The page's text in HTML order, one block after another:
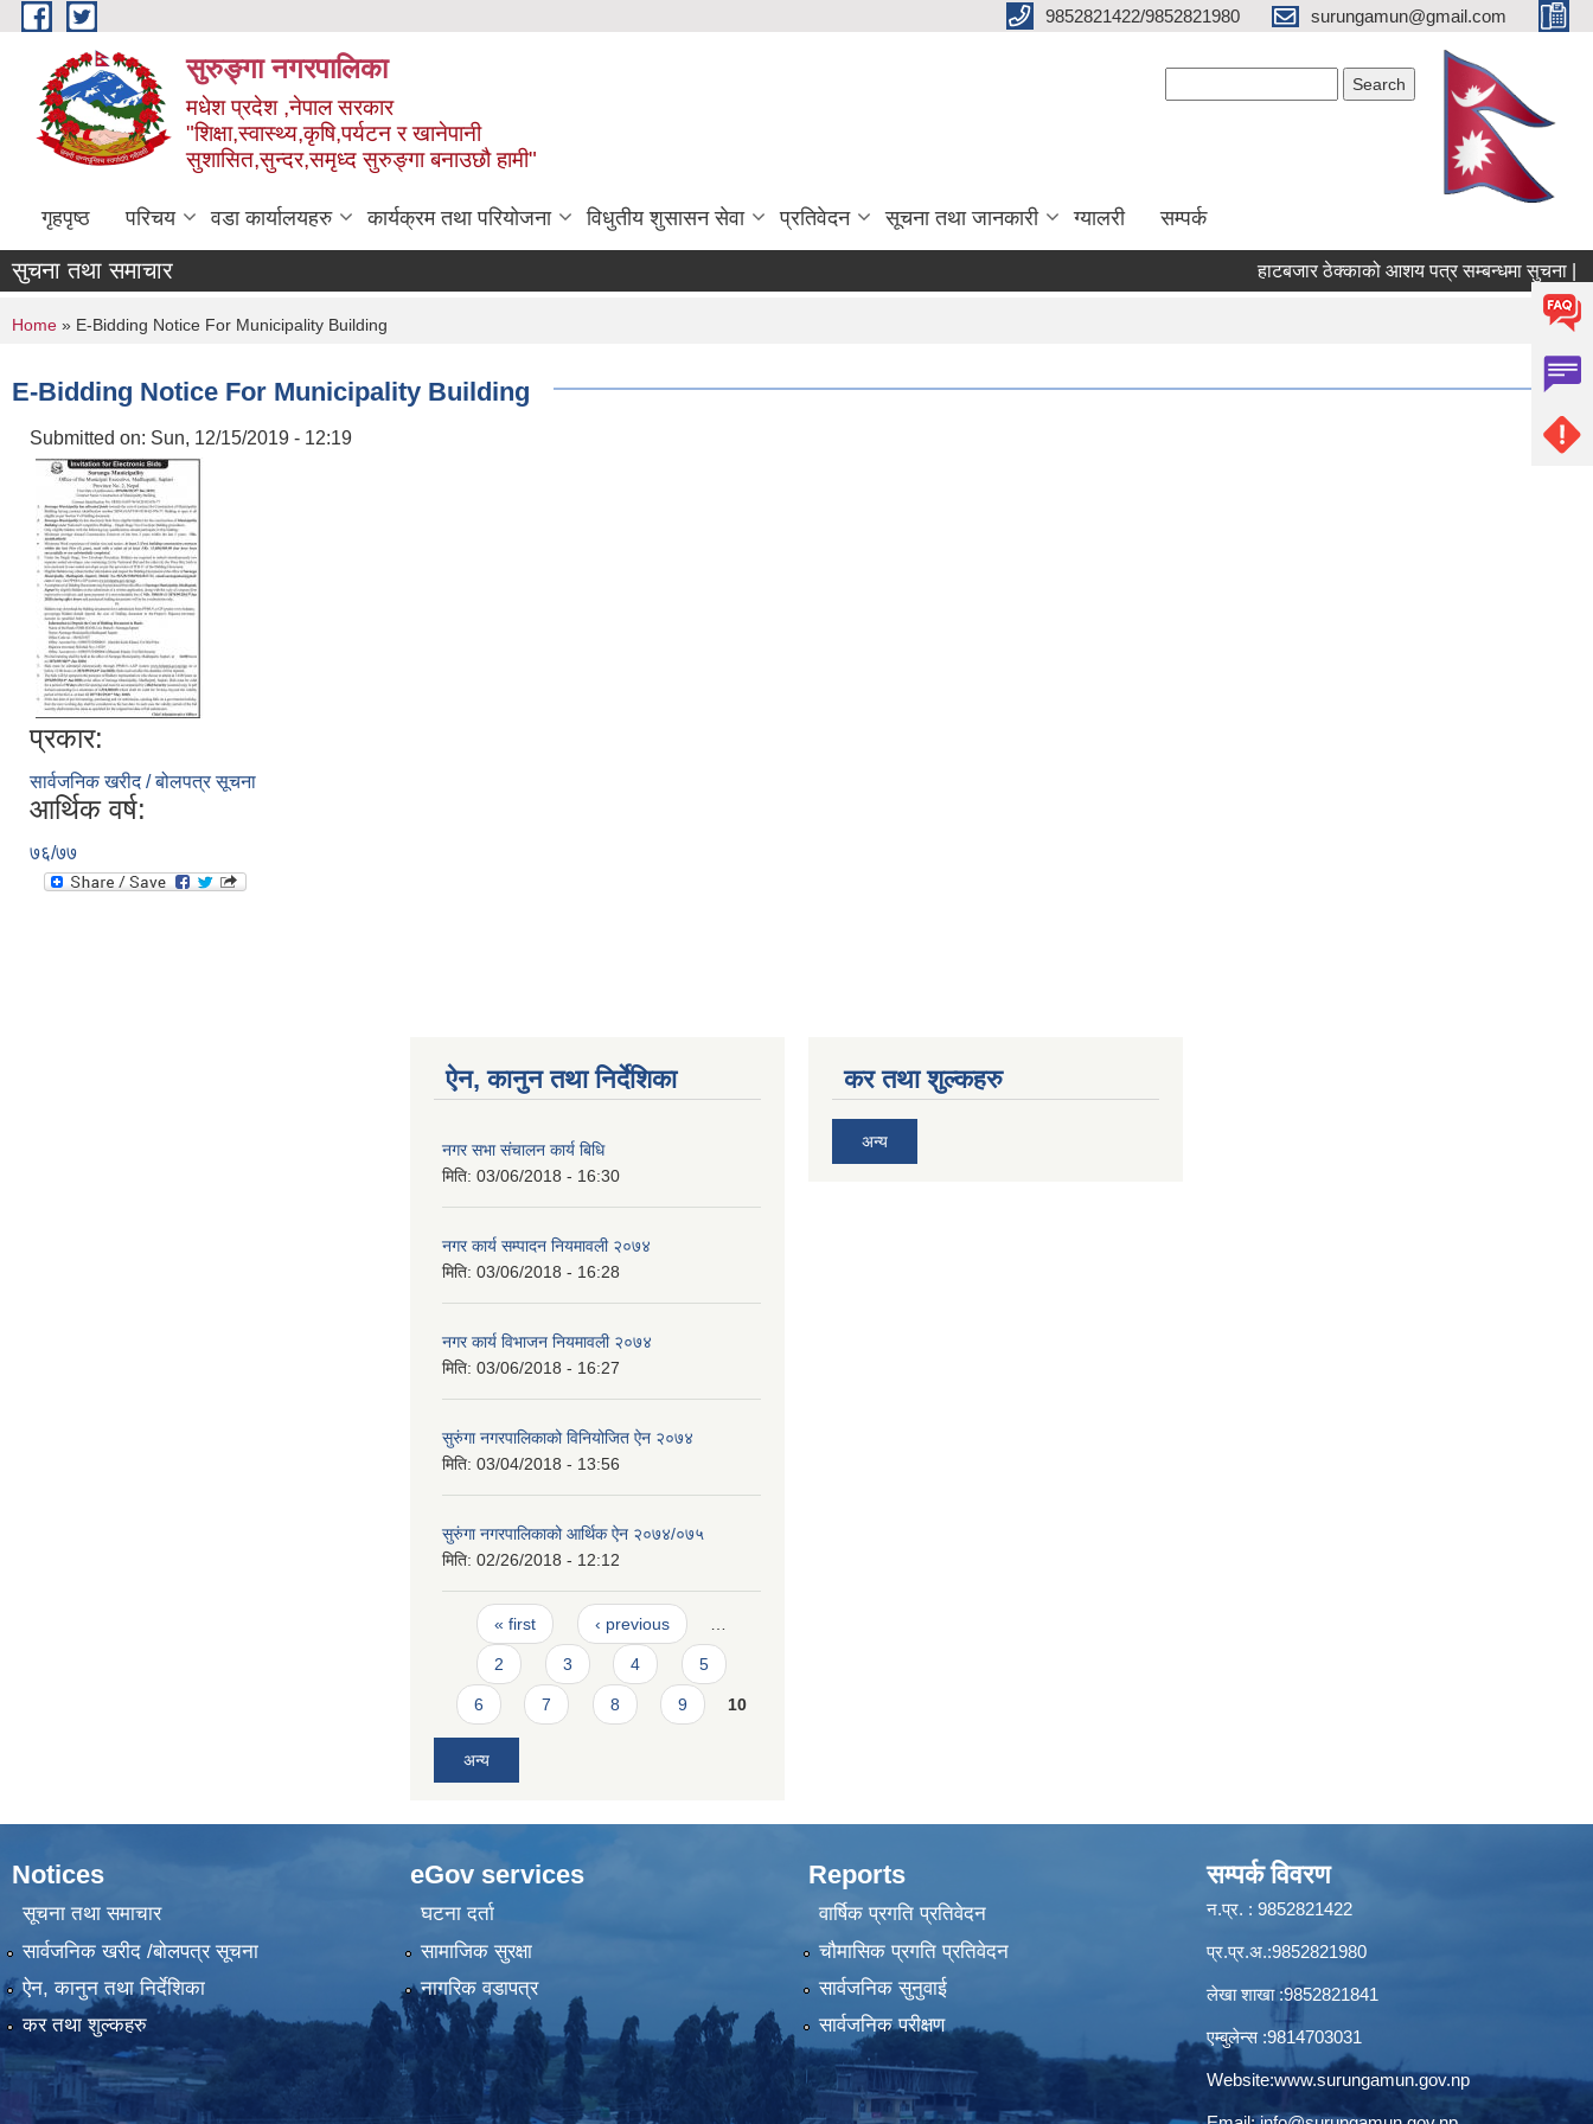
Skip to main content 9852821422/9852821980 surungamun@gmail.com
सुरुङ्‍गा नगरपालिका
मधेश प्रदेश ,नेपाल सरकार
"शिक्षा,स्वास्थ्य,कृषि,पर्यटन र खानेपानी
सुशासित,सुन्दर,समृध्द सुरुङ्गा बनाउछौ हामी"
गृहपृष्ठ परिचय वडा कार्यालयहरु कार्यक्रम तथा परियोजना विधुतीय शुसासन सेवा प्रतिवेदन सूचना तथा जानकारी ग्यालरी सम्पर्क
सुचना तथा समाचार हाटबजार ठेक्काको आशय पत्र सम्बन्धमा सुचना |
You are here
Home » E-Bidding Notice For Municipality Building
E-Bidding Notice For Municipality Building
Submitted on: Sun, 12/15/2019 - 12:19
प्रकार:
सार्वजनिक खरीद / बोलपत्र सूचना
आर्थिक वर्ष:
७६/७७
ऐन, कानुन तथा निर्देशिका
नगर सभा संचालन कार्य बिधि
मिति: 03/06/2018 - 16:30
नगर कार्य सम्पादन नियमावली २०७४
मिति: 03/06/2018 - 16:28
नगर कार्य विभाजन नियमावली २०७४
मिति: 03/06/2018 - 16:27
सुरुंगा नगरपालिकाको विनियोजित ऐन २०७४
मिति: 03/04/2018 - 13:56
सुरुंगा नगरपालिकाको आर्थिक ऐन २०७४/०७५
मिति: 02/26/2018 - 12:12
Pages
« first ‹ previous …
2 3 4 5
6 7 8 9 10
अन्य
कर तथा शुल्कहरु
अन्य
Notices
सूचना तथा समाचार
सार्वजनिक खरीद /बोलपत्र सूचना
ऐन, कानुन तथा निर्देशिका
कर तथा शुल्कहरु
eGov services
घटना दर्ता
सामाजिक सुरक्षा
नागरिक वडापत्र
Reports
वार्षिक प्रगति प्रतिवेदन
चौमासिक प्रगति प्रतिवेदन
सार्वजनिक सुनुवाई
सार्वजनिक परीक्षण
सम्पर्क विवरण
न.प्र. : 9852821422
प्र.प्र.अ.:9852821980
लेखा शाखा :9852821841
एम्बुलेन्स :9814703031
Website:www.surungamun.gov.np